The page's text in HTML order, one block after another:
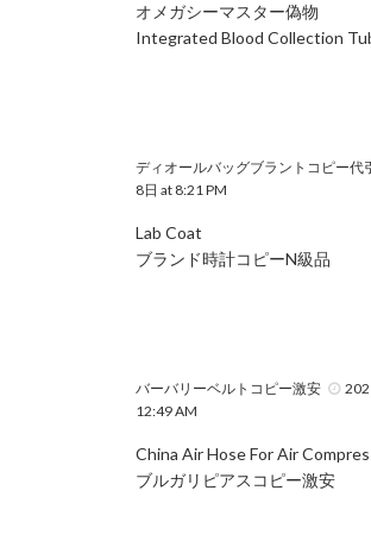
オメガシーマスター偽物
Integrated Blood Collection
ディオールバッグブラントコピー代
8日 at 8:21 PM
Lab Coat
ブランド時計コピーN級品
バーバリーベルトコピー激安
12:49 AM
China Air Hose For Air
ブルガリピアスコピー激安